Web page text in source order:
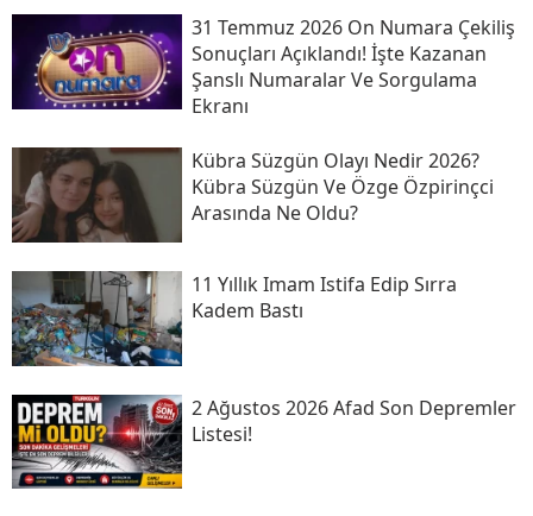
31 Temmuz 2026 On Numara Çekiliş
Sonuçları Açıklandı! İşte Kazanan
Şanslı Numaralar Ve Sorgulama
Ekranı
Kübra Süzgün Olayı Nedir 2026?
Kübra Süzgün Ve Özge Özpirinçci
Arasında Ne Oldu?
11 Yıllık Imam Istifa Edip Sırra
Kadem Bastı
2 Ağustos 2026 Afad Son Depremler
Listesi!